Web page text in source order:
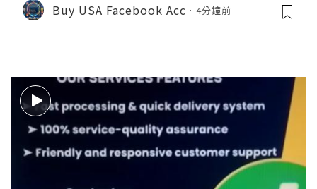
Buy USA Facebook Acc 4分鐘前